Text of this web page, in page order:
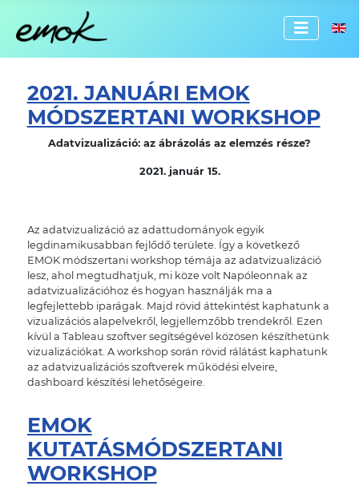
2021. JANUÁRI EMOK
MÓDSZERTANI WORKSHOP
Adatvizualizáció: az ábrázolás az elemzés része?
2021. január 15.
Az adatvizualizáció az adattudományok egyik
legdinamikusabban fejlődő területe. Így a következő
EMOKmódszertani workshop témája az adatvizualizáció
lesz, ahol megtudhatjuk, mi köze volt Napóleonnak az
adatvizualizációhoz és hogyan használjá k ma a
legfejlettebb iparágak. Majd rövid áttekintést kaphatunk a
vizualizációs alapelvekről, legjellemzőbb trendekről. Ezen
kívül a Tableau szoftver segítségével közösen készíthetünk
vizualizációkat. A workshop során rövid rálátást kaphatunk
az adatvizualizációs szoftverek mű ködési elveire,
dashboard készítési lehetőségeire.
EMOK
KUTATÁSMÓDSZERTANI
WORKSHOP